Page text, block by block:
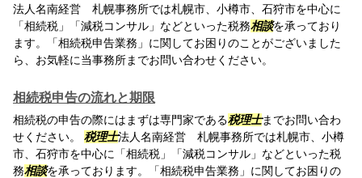
法人名南経営 札幌事務所では札幌市、小樽市、石狩市を中心に
「相続税」「減税コンサル」などといった税務相談を承っており
ます。「相続税申告業務」に関してお困りのことがございました
ら、お気軽に当事務所までお問い合わせください。
相続税申告の流れと期限
相続税の申告の際にはまずは専門家である税理士までお問い合わ
せください。 税理士法人名南経営 札幌事務所では札幌市、小樽
市、石狩市を中心に「相続税」「減税コンサル」などといった税
務相談を承っております。「相続税申告業務」に関してお困りの